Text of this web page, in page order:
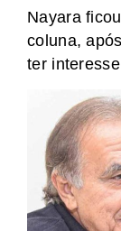
Nayara
coluna,
ter